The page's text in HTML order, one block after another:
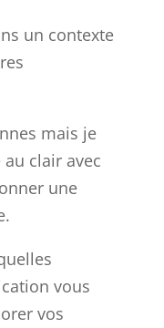
un contexte
mais je
clair avec
une
vous
vos